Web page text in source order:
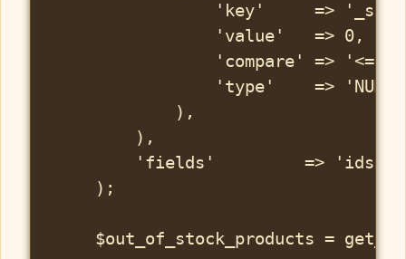
'key'     =>
                'value'   => 0,
                'compare' => '<=',
'type'    =>
            ),
        ),
        'fields'         => 'ids',
    );
$out_of_stock_products =